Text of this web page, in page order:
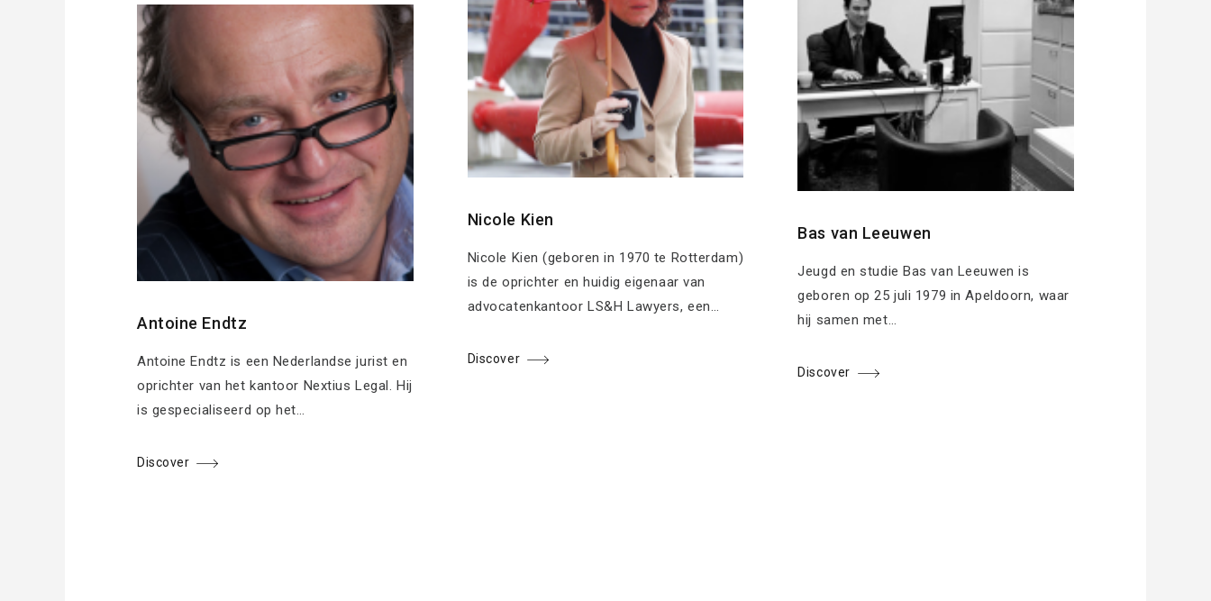
Nicole Kien
Nicole Kien (geboren in 1970 te Rotterdam)
is de oprichter en huidig eigenaar van
advocatenkantoor LS&H Lawyers, een…
Discover
Bas van Leeuwen
Jeugd en studie Bas van Leeuwen is
geboren op 25 juli 1979 in Apeldoorn, waar
hij samen met…
Discover
Antoine Endtz
Antoine Endtz is een Nederlandse jurist en
oprichter van het kantoor Nextius Legal. Hij
is gespecialiseerd op het…
Discover